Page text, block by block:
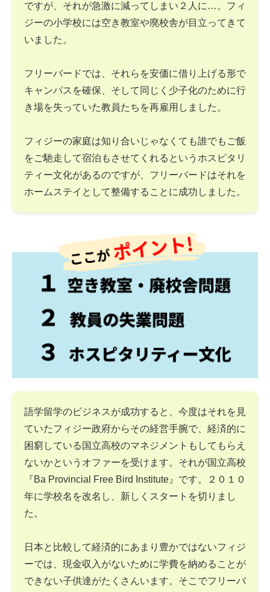
ですが、それが急激に減ってしまい２人に…。フィ
ジーの小学校には空き教室や廃校舎が目立ってきて
いました。
フリーバードでは、それらを安価に借り上げる形で
キャンパスを確保、そして同じく少子化のために行
き場を失っていた教員たちを再雇用しました。
フィジーの家庭は知り合いじゃなくても誰でもご飯
をご馳走して宿泊もさせてくれるというホスピタリ
ティー文化があるのですが、フリーバードはそれを
ホームステイとして整備することに成功しました。
語学留学のビジネスが成功すると、今度はそれを見
ていたフィジー政府からその経営手腕で、経済的に
困窮している国立高校のマネジメントもしてもらえ
ないかというオファーを受けます。それが国立高校
『Ba Provincial Free Bird Institute』です。２０１０
年に学校名を改名し、新しくスタートを切りまし
た。
日本と比較して経済的にあまり豊かではないフィジ
ーでは、現金収入がないために学費を納めることが
できない子供達がたくさんいます。そこでフリーバ